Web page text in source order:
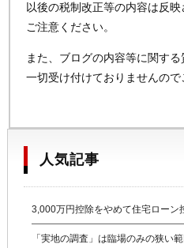
以後の税制改正等の内容は反
ご注意ください。
また、ブログの内容等に関する
一切受け付けておりませんので
人気記事
3,000万円控除をやめて住宅ローン
「実地の調査」は臨場のみの狭い範